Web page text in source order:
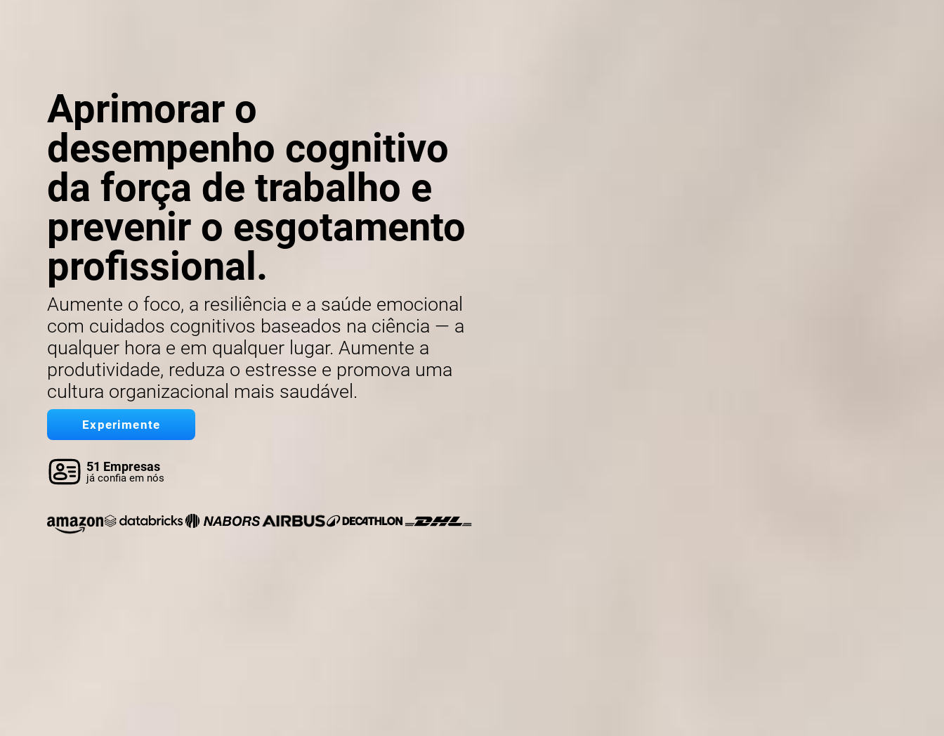
Aprimorar o
desempenho cognitivo
da força de trabalho e
prevenir o esgotamento
profissional.
Aumente o foco, a resiliência e a saúde emocional
com cuidados cognitivos baseados na ciência — a
qualquer hora e em qualquer lugar. Aumente a
produtividade, reduza o estresse e promova uma
cultura organizacional mais saudável.
Experimente
51 Empresas
já confia em nós